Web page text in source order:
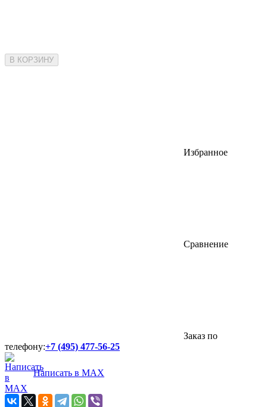
В КОРЗИНУ
Избранное
Сравнение
Заказ по
телефону:+7 (495) 477-56-25
Написать в MAX